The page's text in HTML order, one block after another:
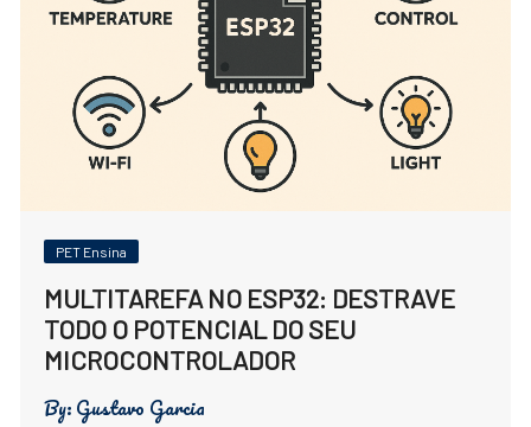
PET Ensina
MULTITAREFA NO ESP32: DESTRAVE
TODO O POTENCIAL DO SEU
MICROCONTROLADOR
By:Gustavo Garcia